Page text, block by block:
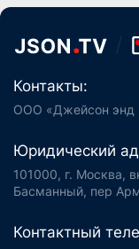
Контакты:
ООО «Джейсон энд
Юридический
101000, г. Москва,
Басманный, пер
Контактный